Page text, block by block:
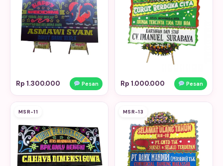
Rp 1.300.000 Pesan Rp 1.000.000 Pesan
MSR-11 MSR-13